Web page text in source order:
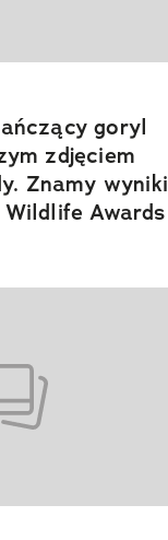
goryl
zdjęciem
Znamy wyniki
Wildlife Awards